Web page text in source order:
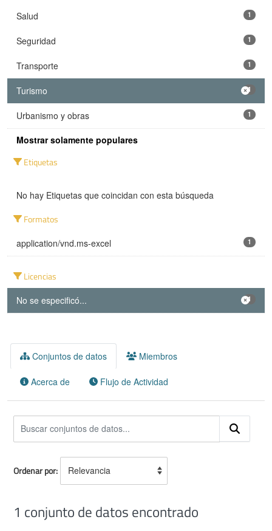
Salud 1
Seguridad 1
Transporte 1
Turismo 1
Urbanismo y obras 1
Mostrar solamente populares
Etiquetas
No hay Etiquetas que coincidan con esta búsqueda
Formatos
application/vnd.ms-excel 1
Licencias
No se especificó... 1
Conjuntos de datos Miembros
Acerca de Flujo de Actividad
Ordenar por
1 conjunto de datos encontrado